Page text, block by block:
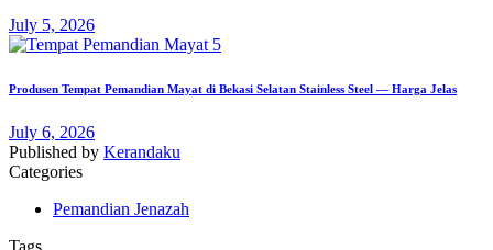
July 5, 2026
Produsen Tempat Pemandian Mayat di Bekasi Selatan Stainless Steel — Harga Jelas
July 6, 2026
Published by Kerandaku
Categories
Pemandian Jenazah
Tags